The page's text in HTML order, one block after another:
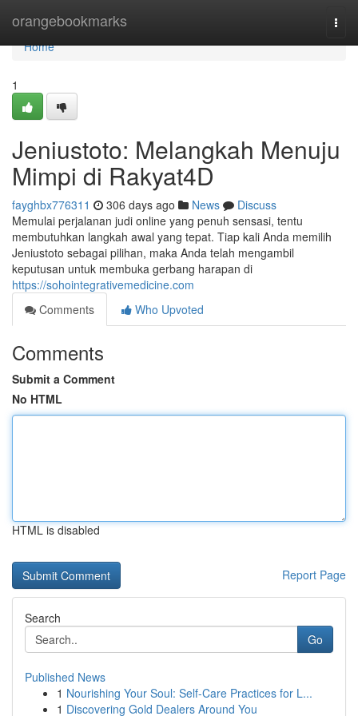
orangebookmarks
Home
Home
1
Jeniustoto: Melangkah Menuju
Mimpi di Rakyat4D
fayghbx776311 306 days ago News
Discuss
Memulai perjalanan judi online yang penuh sensasi, tentu
membutuhkan langkah awal yang tepat. Tiap kali Anda memilih
Jeniustoto sebagai pilihan, maka Anda telah mengambil
keputusan untuk membuka gerbang harapan di
https://sohointegrativemedicine.com
Comments
Who Upvoted
Comments
Submit a Comment
No HTML
HTML is disabled
Report Page
Search
Go
Published News
1 Nourishing Your Soul: Self-Care Practices for L...
1 Discovering Gold Dealers Around You